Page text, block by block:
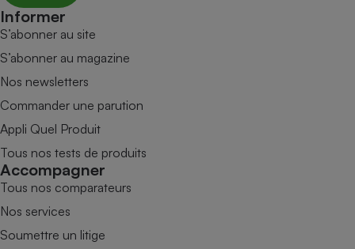
Informer
S’abonner au site
S’abonner au magazine
Nos newsletters
Commander une parution
Appli Quel Produit
Tous nos tests de produits
Accompagner
Tous nos comparateurs
Nos services
Soumettre un litige